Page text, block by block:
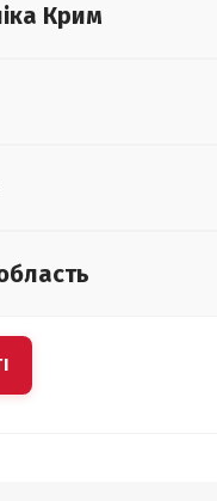
Крим